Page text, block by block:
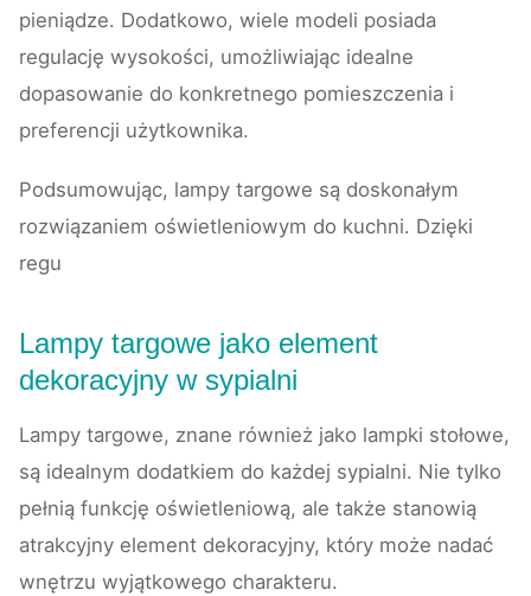
pieniądze. Dodatkowo, wiele modeli posiada
regulację wysokości, umożliwiając idealne
dopasowanie do konkretnego pomieszczenia i
preferencji użytkownika.
Podsumowując, lampy targowe są doskonałym
rozwiązaniem oświetleniowym do kuchni. Dzięki
regu
Lampy targowe jako element
dekoracyjny w sypialni
Lampy targowe, znane również jako lampki stołowe,
są idealnym dodatkiem do każdej sypialni. Nie tylko
pełnią funkcję oświetleniową, ale także stanowią
atrakcyjny element dekoracyjny, który może nadać
wnętrzu wyjątkowego charakteru.